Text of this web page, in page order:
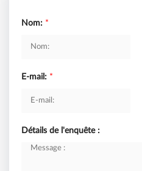
Nom: *
E-mail: *
Détails de l'enquête :